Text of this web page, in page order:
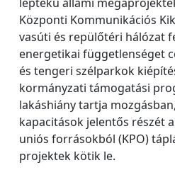
Központi Kommunikációs
vasúti és repülőtéri hálózat
energetikai függetlenséget
és tengeri szélparkok
kormányzati támogatási
lakáshiány tartja
kapacitások jelentős részét
uniós forrásokból (KPO)
projektek kötik le.